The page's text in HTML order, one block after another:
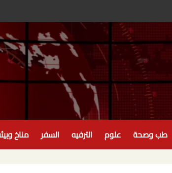
طب وصحة علوم الترفيه السفر مناخ